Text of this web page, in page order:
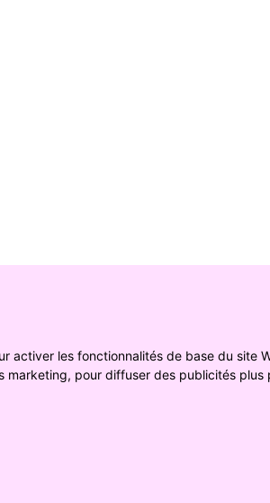
activer les fonctionnalités de base du site
marketing, pour diffuser des publicités plus